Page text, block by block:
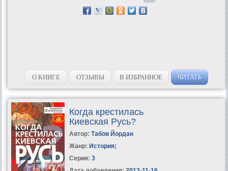
О КНИГЕ ОТЗЫВЫ В ИЗБРАННОЕ ЧИТАТЬ
Когда крестилась
Киевская Русь?
Автор: Табов Йордан
Жанр: История;
Серия: 3